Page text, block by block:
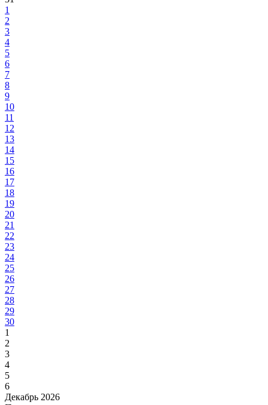
1
2
3
4
5
6
7
8
9
10
11
12
13
14
15
16
17
18
19
20
21
22
23
24
25
26
27
28
29
30
1
2
3
4
5
6
Декабрь 2026